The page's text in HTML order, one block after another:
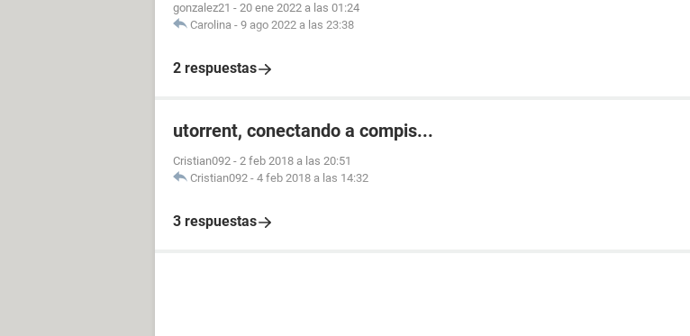
gonzalez21 - 20 ene 2022 a las 01:24
Carolina - 9 ago 2022 a las 23:38
2 respuestas
utorrent, conectando a compis...
Cristian092 - 2 feb 2018 a las 20:51
Cristian092 - 4 feb 2018 a las 14:32
3 respuestas